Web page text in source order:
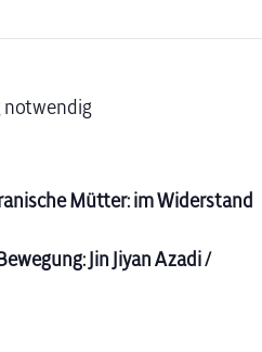
notwendig
Mütter: im Widerstand
Jin Jiyan Azadi /